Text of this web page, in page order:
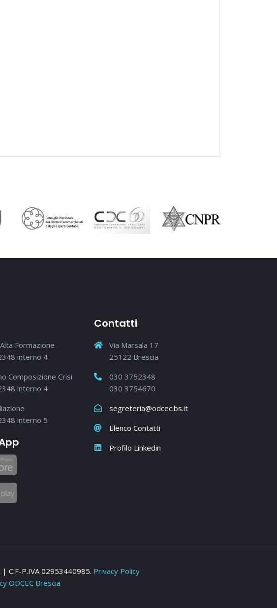
Formazione
interno 4
Composizione Crisi
interno 4
interno 5
Contatti
Via Marsala 17
25122 Brescia
030 3752348
030 3754670
segreteria@odcec.bs.it
Elenco Contatti
Profilo Linkedin
C.F-P.IVA 02953440985. Privacy Policy
ODCEC Brescia